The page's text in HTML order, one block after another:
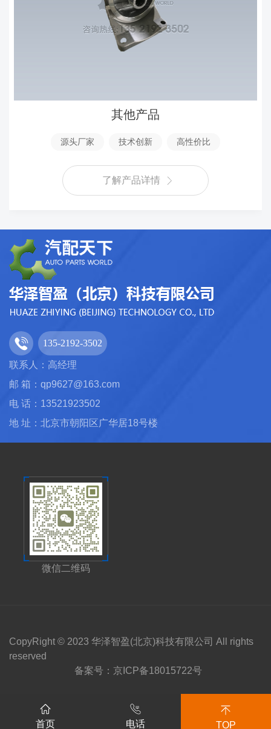
其他产品
源头厂家 技术创新 高性价比
了解产品详情
135-2192-3502
联系人：高经理
邮 箱：qp9627@163.com
电 话：13521923502
地 址：北京市朝阳区广华居18号楼
微信二维码
CopyRight © 2023 华泽智盈(北京)科技有限公司 All rights
reserved
备案号： 京ICP备18015722号
首页 电话 TOP